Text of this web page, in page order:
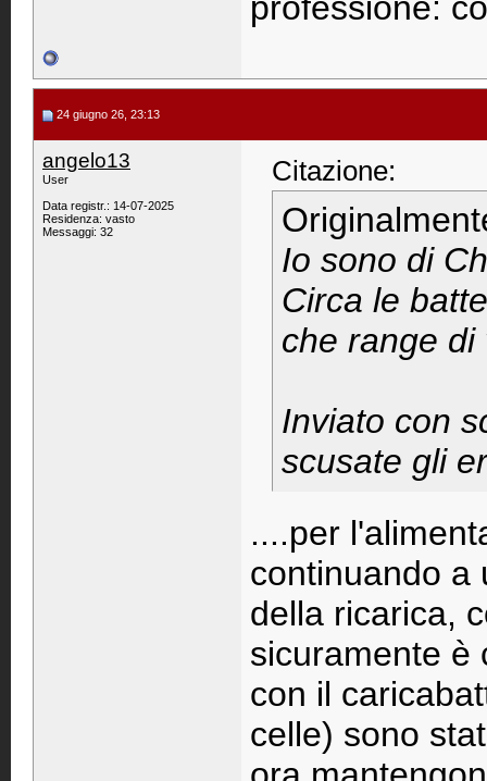
24 giugno 26, 23:13
angelo13
User
Data registr.: 14-07-2025
Residenza: vasto
Messaggi: 32
Citazione:
Io sono di
Circa le
che range
Inviato con
scusate gli
....per
continuando a
della ricarica,
sicuramente è
con il
celle) sono